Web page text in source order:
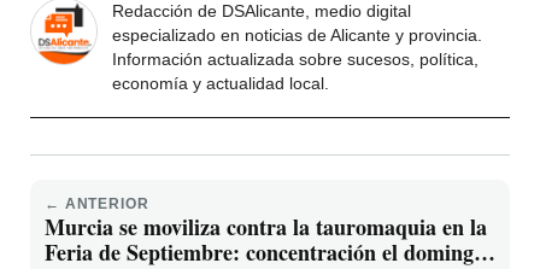
Redacción de DSAlicante, medio digital
especializado en noticias de Alicante y provincia.
Información actualizada sobre sucesos, política,
economía y actualidad local.
← ANTERIOR
Murcia se moviliza contra la tauromaquia en la
Feria de Septiembre: concentración el domingo